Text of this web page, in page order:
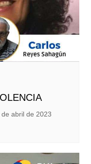
de abril de 2023